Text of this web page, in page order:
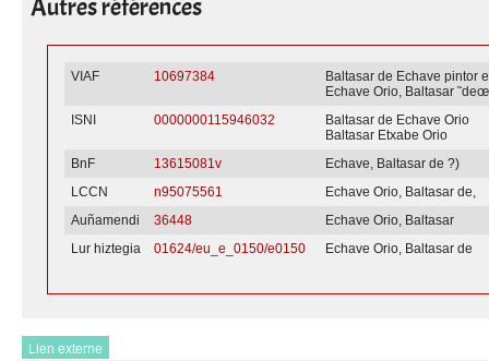
Autres références
VIAF 10697384
Baltasar de Echave pintor
Echave Orio, Baltasar ˜deœ
ISNI
0000000115946032
Baltasar de Echave Orio
Baltasar Etxabe Orio
BnF
13615081v
Echave, Baltasar de ?)
LCCN
n95075561
Echave Orio, Baltasar de,
Auñamendi
36448
Echave Orio, Baltasar
Lur hiztegia
01624/eu_e_0150/e0150 Echave Orio, Baltasar de
Lien externe